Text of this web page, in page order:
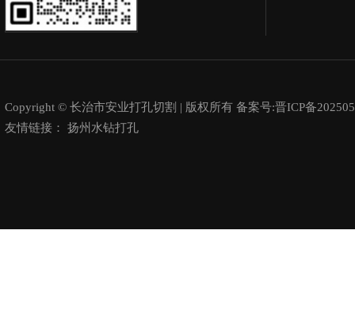
Copyright © 长治市安业打孔切割 | 版权所有 备案号:晋ICP备
友情链接： 扬州水钻打孔